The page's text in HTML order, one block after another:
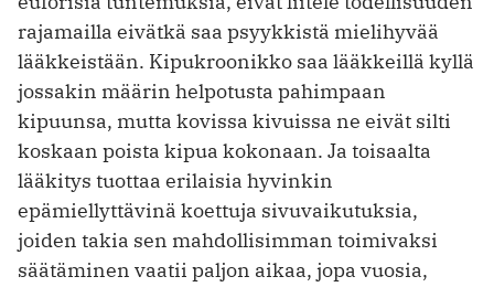
rajamailla eivätkä saa psyykkistä mielihyvää
lääkkeistään. Kipukroonikko saa lääkkeillä kyllä
jossakin määrin helpotusta pahimpaan
kipuunsa, mutta kovissa kivuissa ne eivät silti
koskaan poista kipua kokonaan. Ja toisaalta
lääkitys tuottaa erilaisia hyvinkin
epämiellyttävinä koettuja sivuvaikutuksia,
joiden takia sen mahdollisimman toimivaksi
säätäminen vaatii paljon aikaa, jopa vuosia,